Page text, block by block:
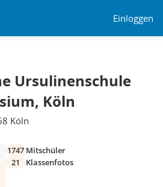
Einloggen
Ursulinenschule
Köln
Köln
1747 Mitschüler
21
Klassenfotos